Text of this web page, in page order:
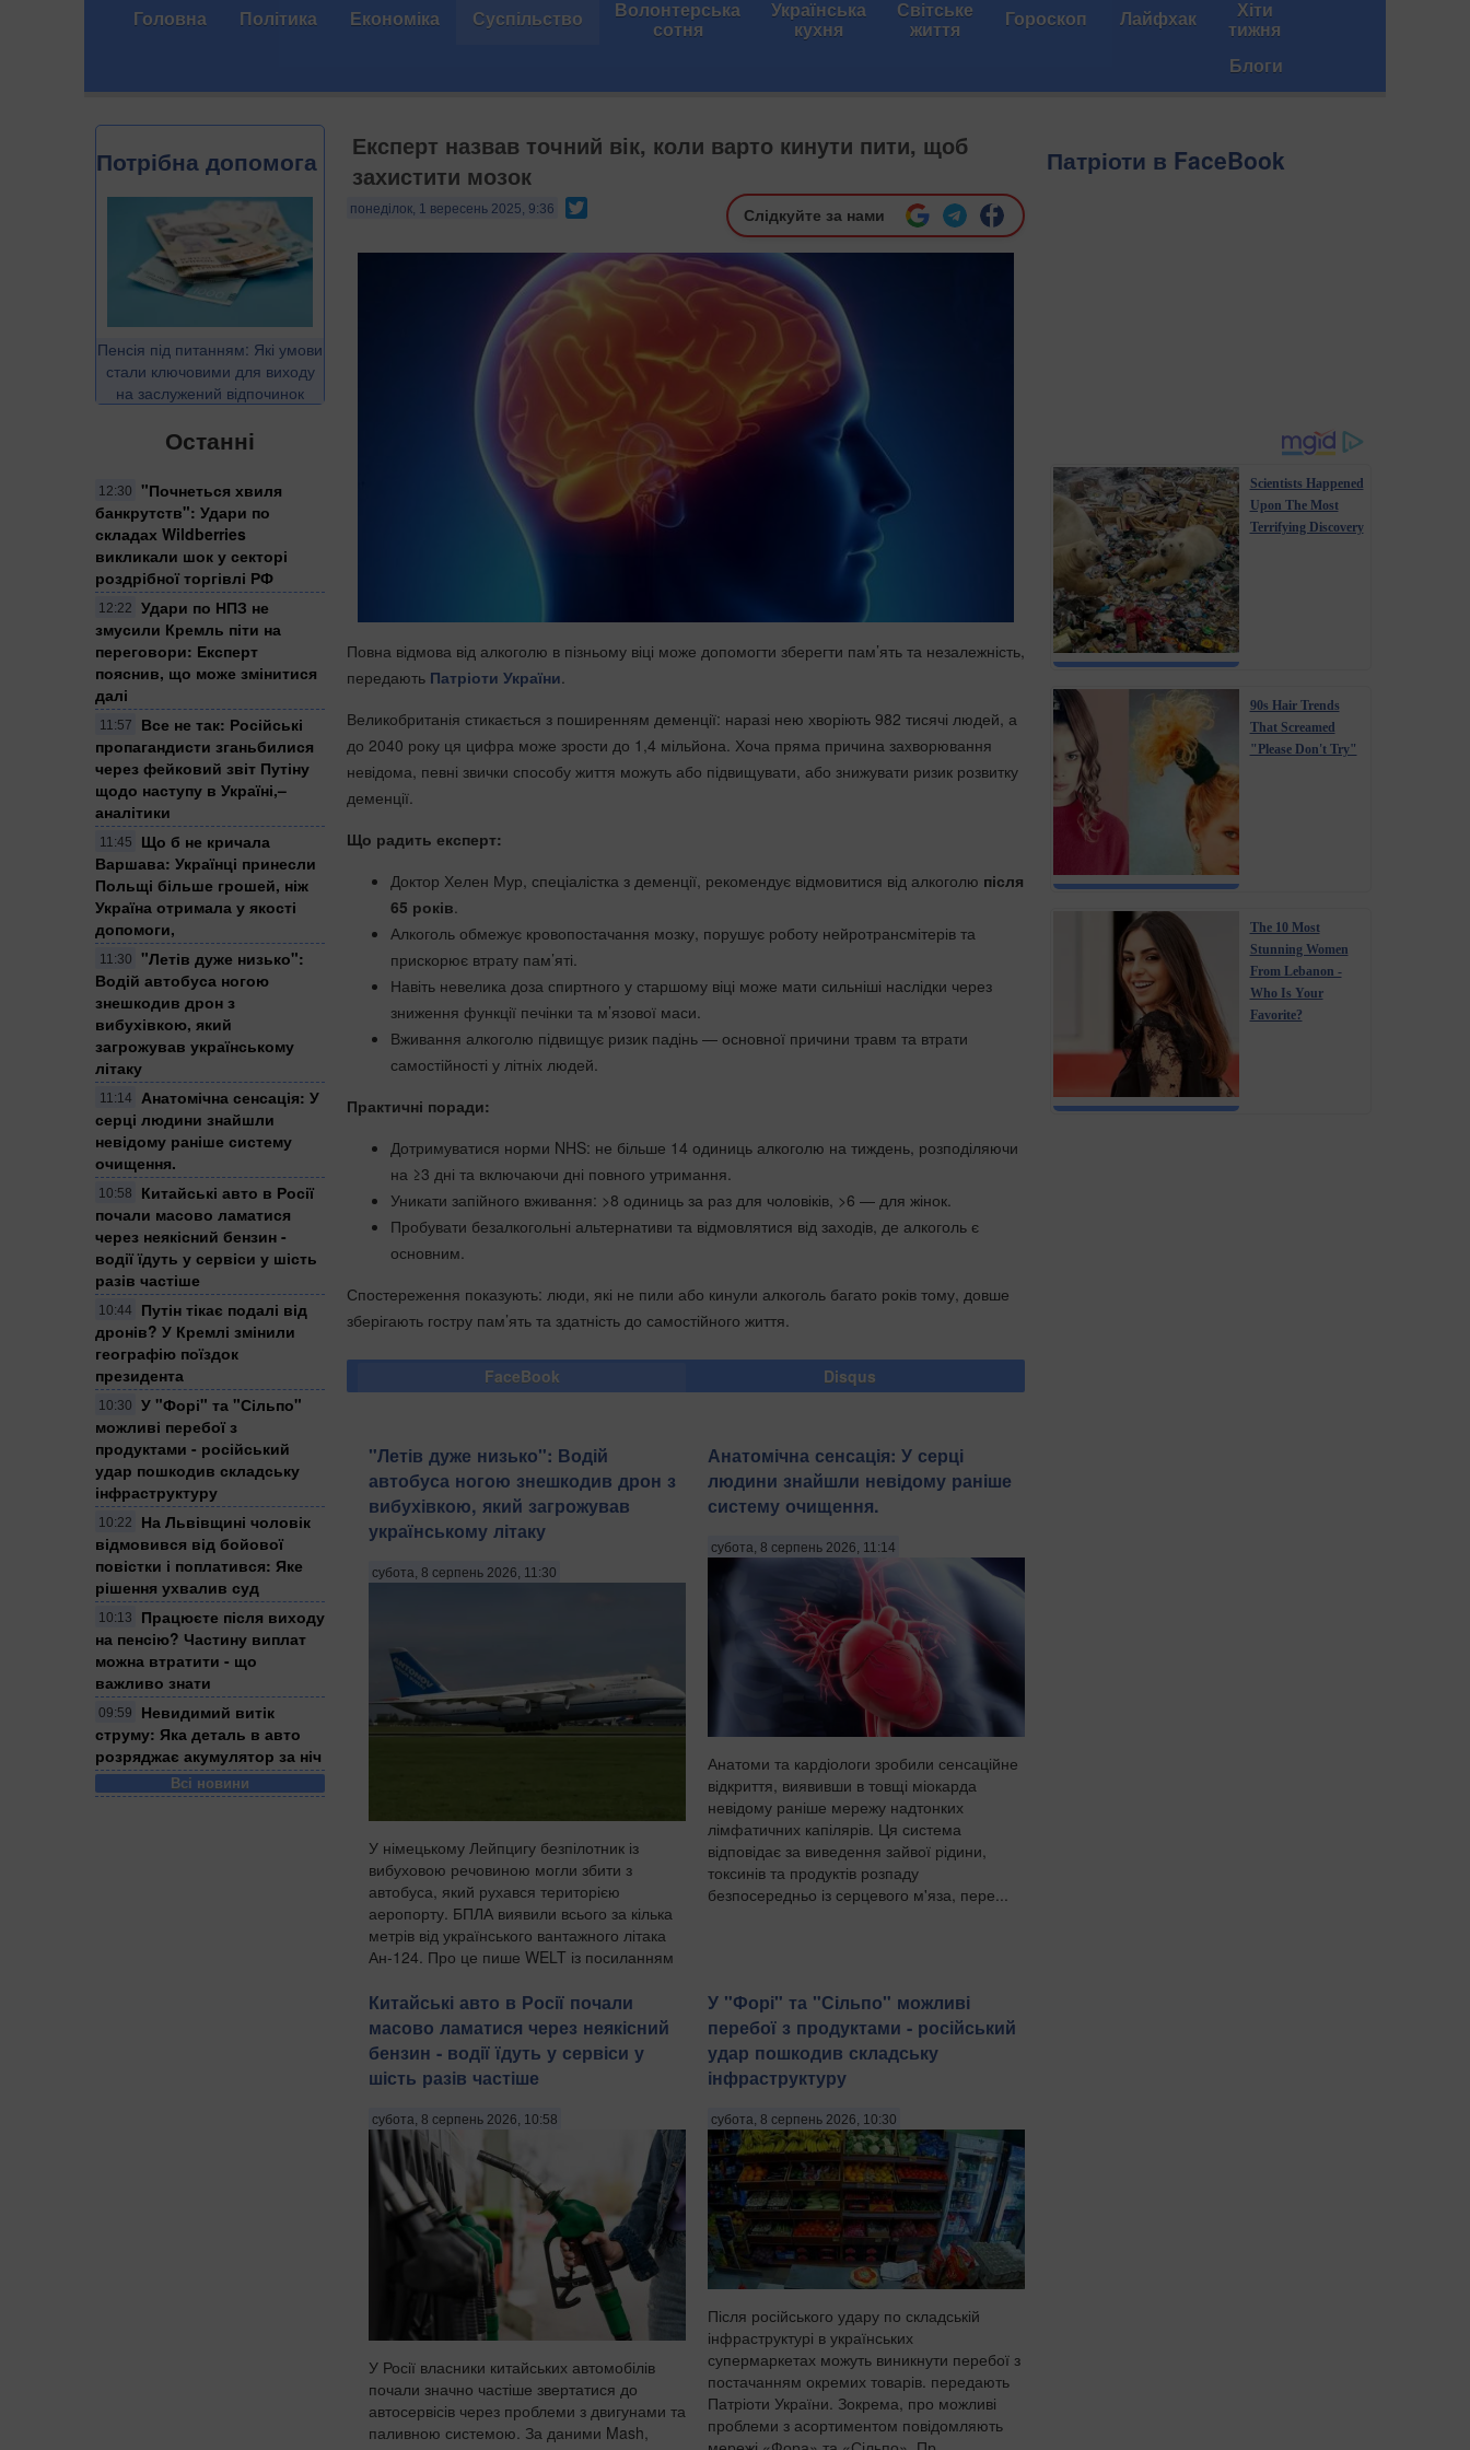
Головна Політика Економіка Суспільство Волонтерська
сотня
Українська
кухня
Світське
життя Гороскоп Лайфхак Хіти
тижня
Блоги
Потрібна допомога
Пенсія під питанням: Які умови
стали ключовими для виходу
на заслужений відпочинок
Останні
12:30
"Почнеться хвиля
банкрутств": Удари по
складах Wildberries
викликали шок у секторі
роздрібної торгівлі РФ
12:22
Удари по НПЗ не
змусили Кремль піти на
переговори: Експерт
пояснив, що може змінитися
далі
11:57
Все не так: Російські
пропагандисти зганьбилися
через фейковий звіт Путіну
щодо наступу в Україні,–
аналітики
11:45
Що б не кричала
Варшава: Українці принесли
Польщі більше грошей, ніж
Україна отримала у якості
допомоги,
11:30
"Летів дуже низько":
Водій автобуса ногою
знешкодив дрон з
вибухівкою, який
загрожував українському
літаку
11:14
Анатомічна сенсація: У
серці людини знайшли
невідому раніше систему
очищення.
10:58
Китайські авто в Росії
почали масово ламатися
через неякісний бензин -
водії їдуть у сервіси у шість
разів частіше
10:44
Путін тікає подалі від
дронів? У Кремлі змінили
географію поїздок
президента
10:30
У "Форі" та "Сільпо"
можливі перебої з
продуктами - російський
удар пошкодив складську
інфраструктуру
10:22
На Львівщині чоловік
відмовився від бойової
повістки і поплатився: Яке
рішення ухвалив суд
10:13
Працюєте після виходу
на пенсію? Частину виплат
можна втратити - що
важливо знати
09:59
Невидимий витік
струму: Яка деталь в авто
розряджає акумулятор за ніч
Всі новини
Експерт назвав точний вік, коли варто кинути пити, щоб
захистити мозок
понеділок, 1 вересень 2025, 9:36 Слідкуйте за нами
Повна відмова від алкоголю в пізньому віці може допомогти зберегти пам’ять та незалежність,
передають Патріоти України
Великобританія стикається з поширенням деменції: наразі нею хворіють 982 тисячі людей, а
до 2040 року ця цифра може зрости до 1,4 мільйона. Хоча пряма причина захворювання
невідома, певні звички способу життя можуть або підвищувати, або знижувати ризик розвитку
деменції.
Що радить експерт:
Доктор Хелен Мур, спеціалістка з деменції, рекомендує відмовитися від алкоголю після
65 років
Алкоголь обмежує кровопостачання мозку, порушує роботу нейротрансмітерів та
прискорює втрату пам’яті.
Навіть невелика доза спиртного у старшому віці може мати сильніші наслідки через
зниження функції печінки та м’язової маси.
Вживання алкоголю підвищує ризик падінь — основної причини травм та втрати
самостійності у літніх людей.
Практичні поради:
Дотримуватися норми NHS: не більше 14 одиниць алкоголю на тиждень, розподіляючи
на ≥3 дні та включаючи дні повного утримання.
Уникати запійного вживання: >8 одиниць за раз для чоловіків, >6 — для жінок.
Пробувати безалкогольні альтернативи та відмовлятися від заходів, де алкоголь є
основним.
Спостереження показують: люди, які не пили або кинули алкоголь багато років тому, довше
зберігають гостру пам’ять та здатність до самостійного життя.
FaceBook Disqus
"Летів дуже низько": Водій
автобуса ногою знешкодив дрон з
вибухівкою, який загрожував
українському літаку
субота, 8 серпень 2026, 11:30
У німецькому Лейпцигу безпілотник із
вибуховою речовиною могли збити з
автобуса, який рухався територією
аеропорту. БПЛА виявили всього за кілька
метрів від українського вантажного літака
Ан-124. Про це пише WELT із посиланням
Анатомічна сенсація: У серці
людини знайшли невідому раніше
систему очищення.
субота, 8 серпень 2026, 11:14
Анатоми та кардіологи зробили сенсаційне
відкриття, виявивши в товщі міокарда
невідому раніше мережу надтонких
лімфатичних капілярів. Ця система
відповідає за виведення зайвої рідини,
токсинів та продуктів розпаду
безпосередньо із серцевого м'яза, пере...
Китайські авто в Росії почали
масово ламатися через неякісний
бензин - водії їдуть у сервіси у
шість разів частіше
субота, 8 серпень 2026, 10:58
У Росії власники китайських автомобілів
почали значно частіше звертатися до
автосервісів через проблеми з двигунами та
паливною системою. За даними Mash,
У "Форі" та "Сільпо" можливі
перебої з продуктами - російський
удар пошкодив складську
інфраструктуру
субота, 8 серпень 2026, 10:30
Після російського удару по складській
інфраструктурі в українських
супермаркетах можуть виникнути перебої з
постачанням окремих товарів. передають
Патріоти України. Зокрема, про можливі
проблеми з асортиментом повідомляють
Патріоти в FaceBook
Scientists Happened
Upon The Most
Terrifying Discovery
90s Hair Trends
That Screamed
"Please Don't Try"
The 10 Most
Stunning Women
From Lebanon -
Who Is Your
Favorite?